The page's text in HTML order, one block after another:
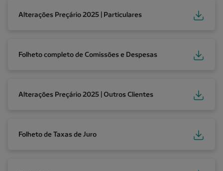
Alterações Preçário 2025 | Particulares
Folheto completo de Comissões e Despesas
Alterações Preçário 2025 | Outros Clientes
Folheto de Taxas de Juro